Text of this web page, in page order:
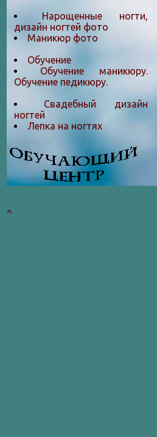
Нарощенные ногти,
дизайн ногтей фото
Маникюр фото
Обучение
Обучение маникюру.
Обучение педикюру.
Свадебный дизайн
ногтей
Лепка на ногтяx
^